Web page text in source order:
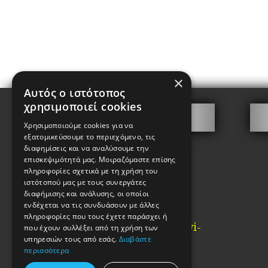
Γιωτάκης Χαρίτων
Καλαμίδα 2, Ψυρρή
Αθήνα
ΤΚ. 10554
Τηλ: 2103210442
Email:info@kataskevi-
kleidion.gr
ΓΕΜΗ:85983802000
×
Αυτός ο ιστότοπος
χρησιμοποιεί cookies
Χρησιμοποιούμε cookies για να
εξατομικεύσουμε το περιεχόμενο, τις
διαφημίσεις και να αναλύσουμε την
επισκεψιμότητά μας. Μοιραζόμαστε επίσης
πληροφορίες σχετικά με τη χρήση του
ιστότοπού μας με τους συνεργάτες
διαφήμισης και ανάλυσης, οι οποίοι
ενδέχεται να τις συνδυάσουν με άλλες
πληροφορίες που τους έχετε παράσχει ή
που έχουν συλλέξει από τη χρήση των
υπηρεσιών τους από εσάς. Διαβάστε
περισσότερα